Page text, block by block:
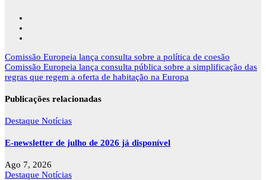
Navegação
de
artigos
Comissão Europeia lança consulta sobre a política de coesão
Comissão Europeia lança consulta pública sobre a simplificação das
regras que regem a oferta de habitação na Europa
Publicações relacionadas
Destaque Notícias
E-newsletter de julho de 2026 já disponível
Ago 7, 2026
Destaque Notícias